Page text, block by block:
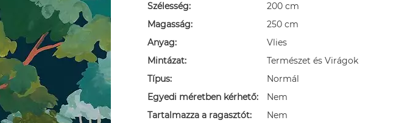
Szélesség:
200 cm
Magasság:
250 cm
Anyag:
Vlies
Mintázat:
Természet és Virágok
Típus:
Normál
Egyedi méretben kérhető:
Nem
Tartalmazza a ragasztót:
Nem